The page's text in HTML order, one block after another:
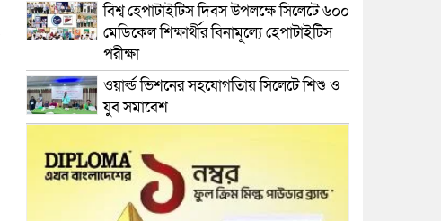
বিশ্ব হেপাটাইটিস দিবস উপলক্ষে সিলেটে ৬০০
মেডিকেল শিক্ষার্থীর বিনামূল্যে হেপাটাইটিস
পরীক্ষা
ওয়ার্ল্ড ভিশনের সহযোগতিায় সিলেটে শিশু ও
যুব সমাবেশ